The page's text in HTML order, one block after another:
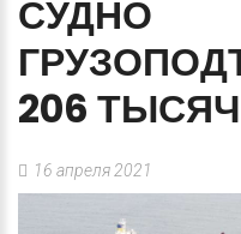
СУДНО
206 ТЫСЯЧ
16 апреля 2021